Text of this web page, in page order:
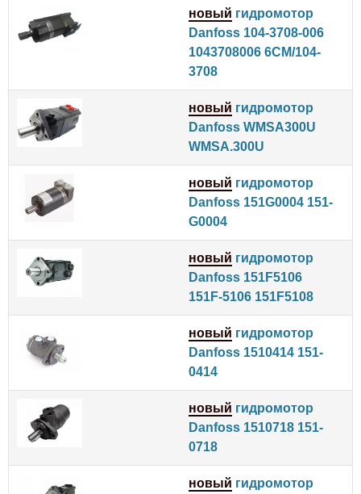
новый гидромотор
Danfoss 104-3708-006
1043708006 6CM/104-
3708
новый гидромотор
Danfoss WMSA300U
WMSA.300U
новый гидромотор
Danfoss 151G0004 151-
G0004
новый гидромотор
Danfoss 151F5106
151F-5106 151F5108
новый гидромотор
Danfoss 1510414 151-
0414
новый гидромотор
Danfoss 1510718 151-
0718
новый гидромотор